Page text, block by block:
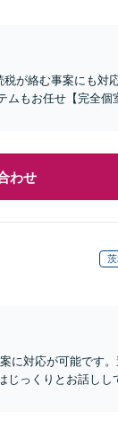
が絡む事案にも対
もお任せ【完全個
わせ
に対応が可能です。
じっくりとお話しし